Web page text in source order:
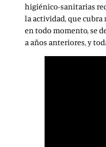
higiénico-sanitarias
la actividad, que cubra
en todo momento, se
a años anteriores, y